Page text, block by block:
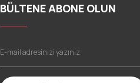
BÜLTENE ABONE OLUN